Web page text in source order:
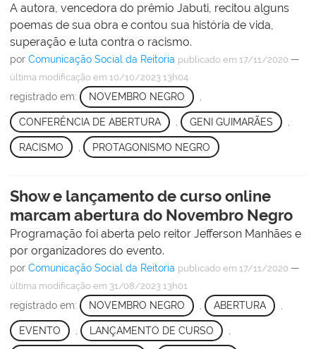
A autora, vencedora do prêmio Jabuti, recitou alguns
poemas de sua obra e contou sua história de vida,
superação e luta contra o racismo.
por Comunicação Social da Reitoria publicado em 17/11/2020 —
última modificação em 10/10/2023 13h04
registrado em: NOVEMBRO NEGRO ,
CONFERÊNCIA DE ABERTURA GENI GUIMARÃES
RACISMO PROTAGONISMO NEGRO
Show e lançamento de curso online
marcam abertura do Novembro Negro
Programação foi aberta pelo reitor Jefferson Manhães e
por organizadores do evento.
por Comunicação Social da Reitoria publicado em 17/11/2020 —
última modificação em 31/08/2023 13h01
registrado em: NOVEMBRO NEGRO , ABERTURA ,
EVENTO LANÇAMENTO DE CURSO